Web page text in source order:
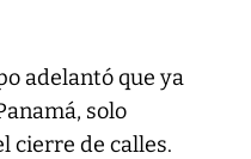
adelantó que ya
solo
cierre de calles.